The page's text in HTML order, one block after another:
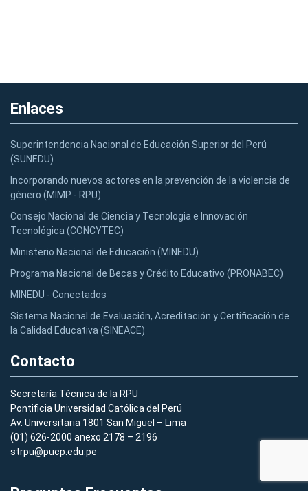
Enlaces
Superintendencia Nacional de Educación Superior del Perú
(SUNEDU)
Incorporando nuevos actores en la prevención de la violencia de
género (MIMP - RPU)
Consejo Nacional de Ciencia y Tecnologia e Innovación
Tecnológica (CONCYTEC)
Ministerio Nacional de Educación (MINEDU)
Programa Nacional de Becas y Crédito Educativo (PRONABEC)
MINEDU - Conectados
Sistema Nacional de Evaluación, Acreditación y Certificación de
la Calidad Educativa (SINEACE)
Contacto
Secretaría Técnica de la RPU
Pontificia Universidad Católica del Perú
Av. Universitaria 1801 San Miguel – Lima
(01) 626-2000 anexo 2178 – 2196
strpu@pucp.edu.pe
Preguntas Frecuentes